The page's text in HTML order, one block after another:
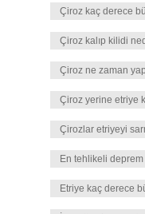
Çiroz kaç derece
Çiroz kalıp kilidi
Çiroz ne zaman
Çiroz yerine etriye
Çirozlar etriyeyi
En tehlikeli
Etriye kaç derece